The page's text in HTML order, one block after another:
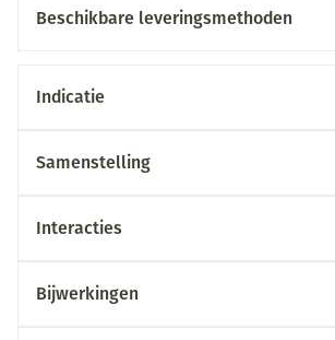
Beschikbare leveringsmethoden
Indicatie
Samenstelling
Interacties
Bijwerkingen